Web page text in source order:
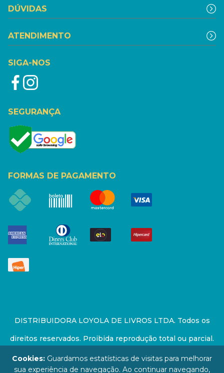
DÚVIDAS
ATENDIMENTO
SIGA-NOS
SEGURANÇA
FORMAS DE PAGAMENTO
DISTRIBUIDORA LOYOLA DE LIVROS LTDA. Todos os
direitos reservados. Proibida reprodução total ou parcial.
Preços e estoque sujeito a alterações sem aviso prévio.
Cookies: Guardamos estatísticas de visitas para melhorar
sua experiência de navegação. Ao continuar navegando,